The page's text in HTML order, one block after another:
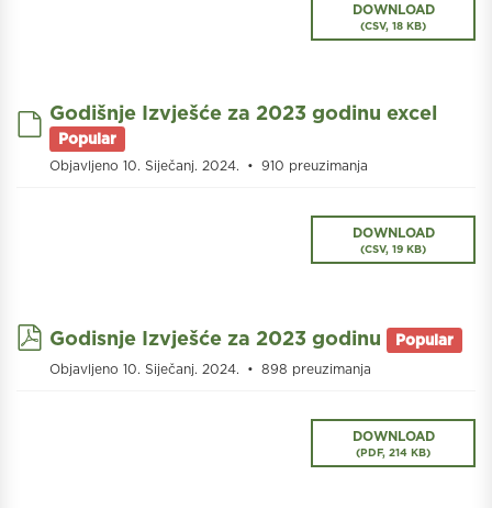
DOWNLOAD
(CSV, 18 KB)
default
Godišnje Izvješće za 2023 godinu excel
Popular
Objavljeno 10. Siječanj. 2024. 910 preuzimanja
DOWNLOAD
(CSV, 19 KB)
pdf
Godisnje Izvješće za 2023 godinu Popular
Objavljeno 10. Siječanj. 2024. 898 preuzimanja
DOWNLOAD
(PDF, 214 KB)